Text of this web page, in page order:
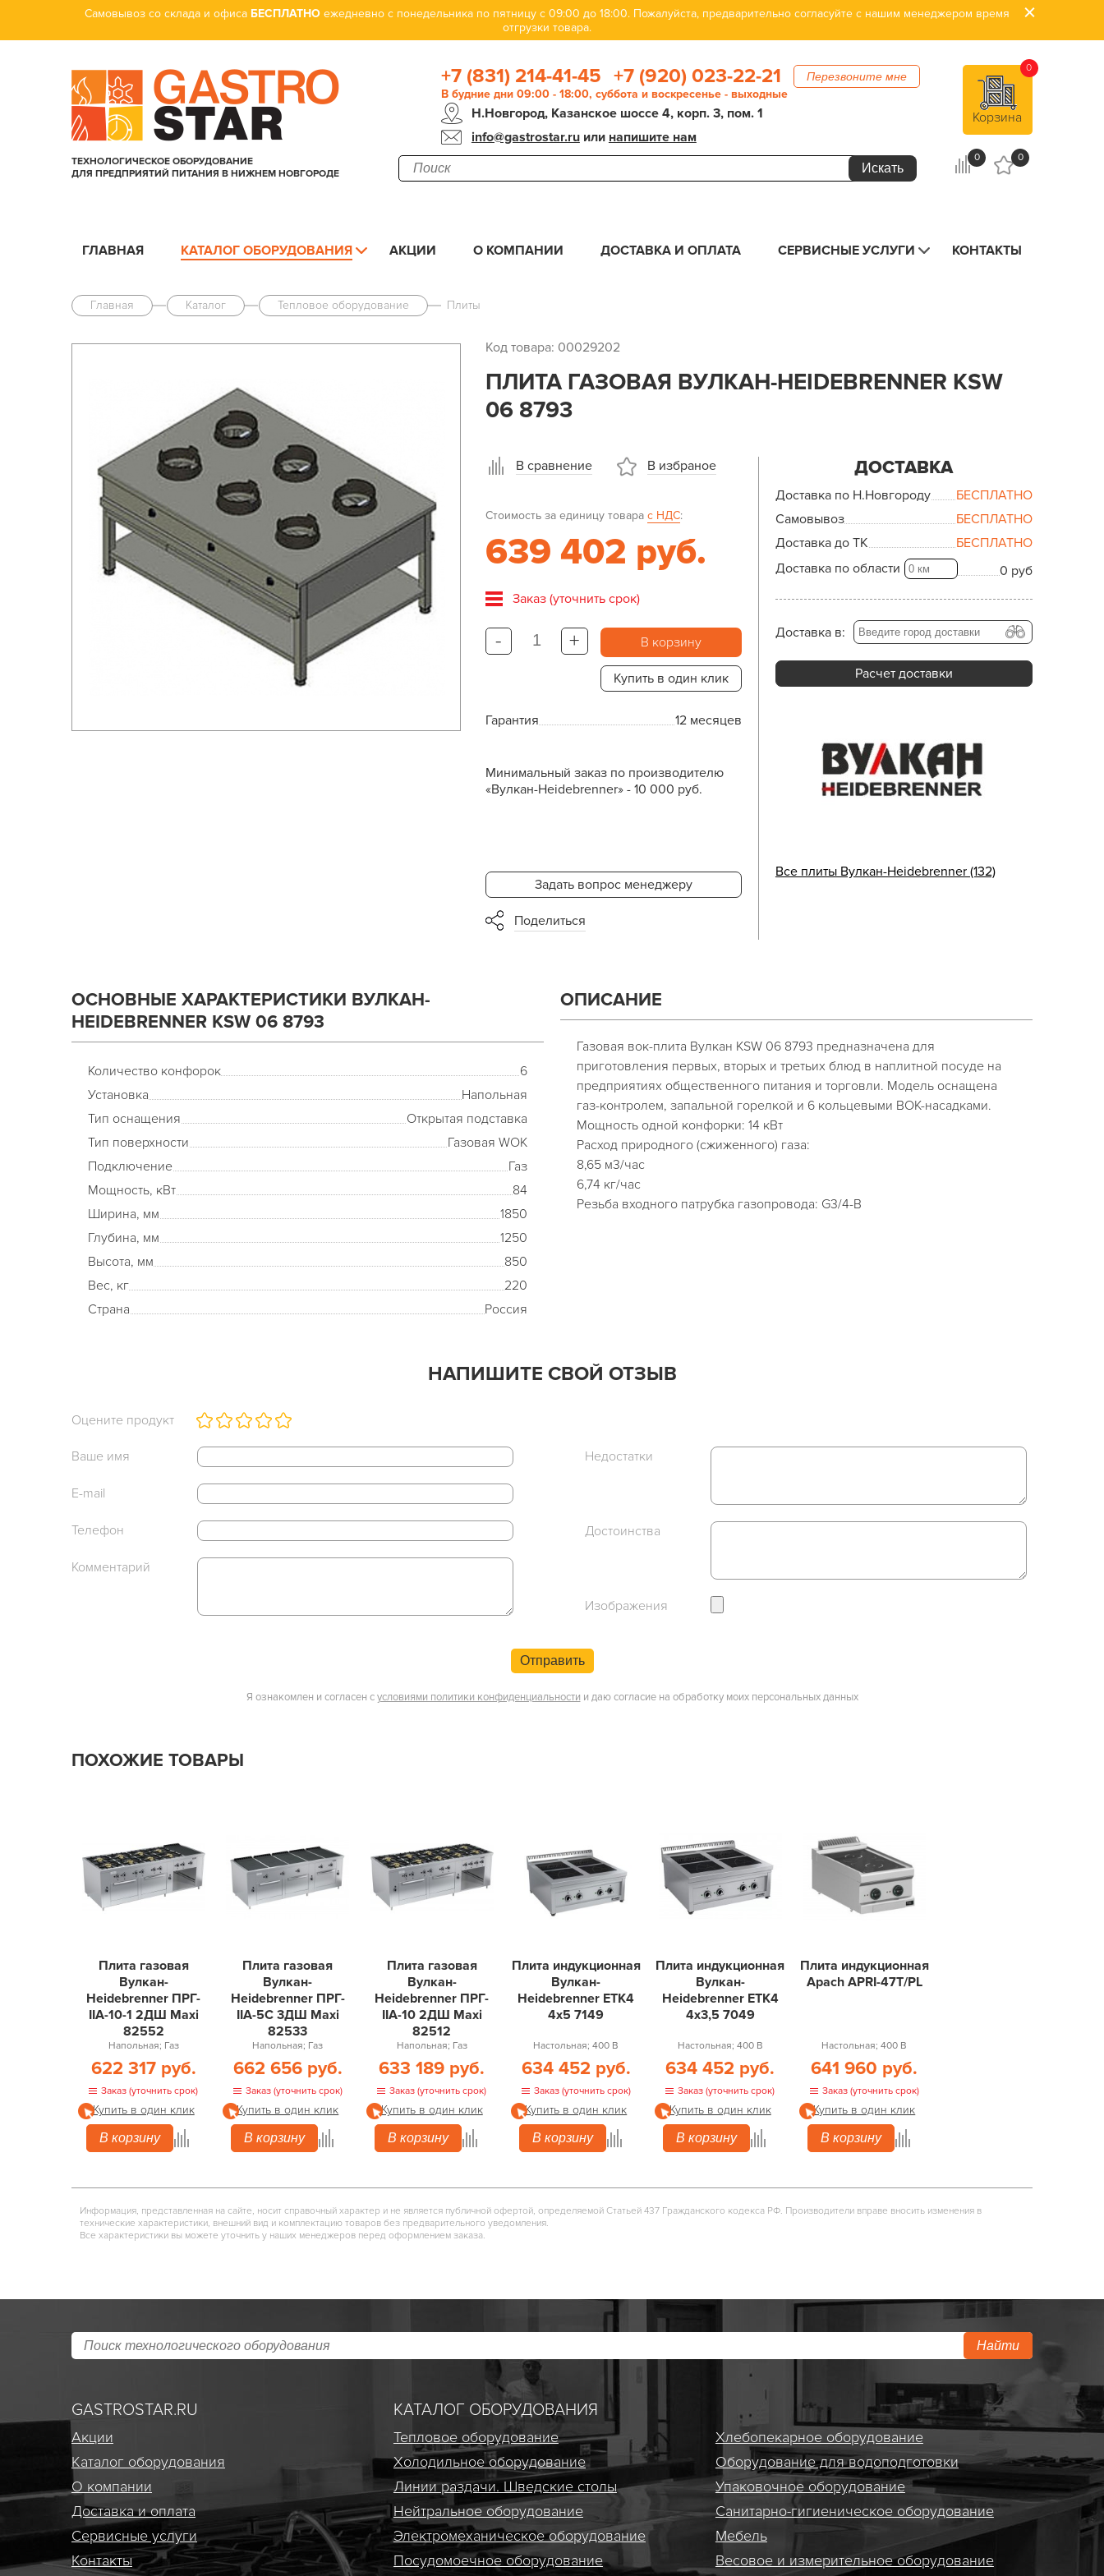
Самовывоз со склада и офиса БЕСПЛАТНО ежедневно с понедельника по пятницу с 09:00 до 18:00. Пожалуйста, предварительно согласуйте с нашим менеджером время
отгрузки товара.
ТЕХНОЛОГИЧЕСКОЕ ОБОРУДОВАНИЕ
ДЛЯ ПРЕДПРИЯТИЙ ПИТАНИЯ В НИЖНЕМ НОВГОРОДЕ
+7 (831) 214-41-45 +7 (920) 023-22-21 Перезвоните мне
В будние дни 09:00 - 18:00, суббота и воскресенье - выходные
Н.Новгород, Казанское шоссе 4, корп. 3, пом. 1
info@gastrostar.ruили напишите нам
Корзина
0
0 0
ГЛАВНАЯ КАТАЛОГ ОБОРУДОВАНИЯ АКЦИИ О КОМПАНИИ ДОСТАВКА И ОПЛАТА СЕРВИСНЫЕ УСЛУГИ КОНТАКТЫ
Главная Каталог Тепловое оборудование Плиты
Код товара: 00029202
ПЛИТА ГАЗОВАЯ ВУЛКАН-HEIDEBRENNER KSW
06 8793
В сравнение В избраное
Стоимость за единицу товара с НДС:
639 402 руб.
Заказ (уточнить срок)
- + В корзину
Купить в один клик
Гарантия 12 месяцев
Минимальный заказ по производителю
«Вулкан-Heidebrenner» - 10 000 руб.
Задать вопрос менеджеру
Поделиться
ДОСТАВКА
Доставка по Н.Новгороду
БЕСПЛАТНО
Самовывоз
БЕСПЛАТНО
Доставка до ТК
БЕСПЛАТНО
Доставка по области
0 руб
Доставка в:
Расчет доставки
Все плиты Вулкан-Heidebrenner (132)
ОСНОВНЫЕ ХАРАКТЕРИСТИКИ ВУЛКАН-
HEIDEBRENNER KSW 06 8793
Количество конфорок
6
Установка
Напольная
Тип оснащения
Открытая подставка
Тип поверхности
Газовая WOK
Подключение
Газ
Мощность, кВт
84
Ширина, мм
1850
Глубина, мм
1250
Высота, мм
850
Вес, кг
220
Страна
Россия
ОПИСАНИЕ
Газовая вок-плита Вулкан KSW 06 8793 предназначена для
приготовления первых, вторых и третьих блюд в наплитной посуде на
предприятиях общественного питания и торговли. Модель оснащена
газ-контролем, запальной горелкой и 6 кольцевыми ВОК-насадками.
Мощность одной конфорки: 14 кВт
Расход природного (сжиженного) газа:
8,65 м3/час
6,74 кг/час
Резьба входного патрубка газопровода: G3/4-B
НАПИШИТЕ СВОЙ ОТЗЫВ
Оцените продукт
Ваше имя
E-mail
Телефон
Комментарий
Недостатки
Достоинства
Изображения
Отправить
Я ознакомлен и согласен сусловиями политики конфиденциальности и даю согласие на обработку моих персональных данных
ПОХОЖИЕ ТОВАРЫ
Плита газовая
Вулкан-
Heidebrenner ПРГ-
IIA-10-1 2ДШ Maxi
82552
Напольная; Газ
622 317 руб.
Заказ (уточнить срок)
Купить в один клик
В корзину
Плита газовая
Вулкан-
Heidebrenner ПРГ-
IIA-5С 3ДШ Maxi
82533
Напольная; Газ
662 656 руб.
Заказ (уточнить срок)
Купить в один клик
В корзину
Плита газовая
Вулкан-
Heidebrenner ПРГ-
IIA-10 2ДШ Maxi
82512
Напольная; Газ
633 189 руб.
Заказ (уточнить срок)
Купить в один клик
В корзину
Плита индукционная
Вулкан-
Heidebrenner ETK4
4х5 7149
Настольная; 400 В
634 452 руб.
Заказ (уточнить срок)
Купить в один клик
В корзину
Плита индукционная
Вулкан-
Heidebrenner ETK4
4х3,5 7049
Настольная; 400 В
634 452 руб.
Заказ (уточнить срок)
Купить в один клик
В корзину
Плита индукционная
Apach APRI-47T/PL
Настольная; 400 В
641 960 руб.
Заказ (уточнить срок)
Купить в один клик
В корзину
Информация, представленная на сайте, носит справочный характер и не является публичной офертой, определяемой Статьей 437 Гражданского кодекса РФ. Производители вправе вносить изменения в
технические характеристики, внешний вид и комплектацию товаров без предварительного уведомления.
Все характеристики вы можете уточнить у наших менеджеров перед оформлением заказа.
Найти
GASTROSTAR.RU
Акции
Каталог оборудования
О компании
Доставка и оплата
Сервисные услуги
Контакты
КАТАЛОГ ОБОРУДОВАНИЯ
Тепловое оборудование
Холодильное оборудование
Линии раздачи. Шведские столы
Нейтральное оборудование
Электро­механическое оборудование
Посудомоечное оборудование
Хлебопекарное оборудование
Оборудование для водоподготовки
Упаковочное оборудование
Санитарно-гигиеническое оборудование
Мебель
Весовое и измерительное оборудование